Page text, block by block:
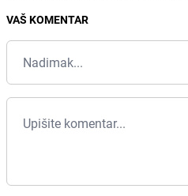
VAŠ KOMENTAR